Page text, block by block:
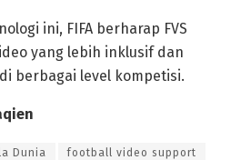
ini, FIFA berharap FVS
yang lebih inklusif dan
berbagai level kompetisi.
Dunia football video support